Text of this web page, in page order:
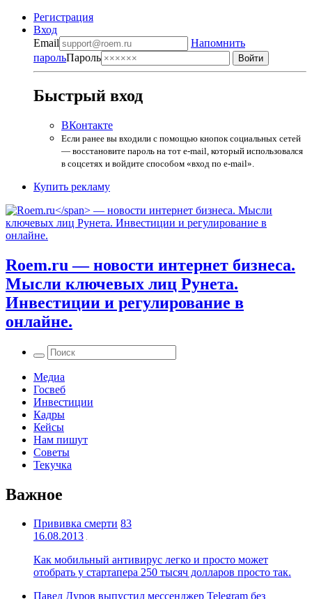
Регистрация
Вход
Email
Напомнить
парольПароль
Быстрый вход
ВКонтакте
Если ранее вы входили с помощью кнопок социальных сетей
— восстановите пароль на тот e-mail, который использовался
в соцсетях и войдите способом «вход по e-mail».
Купить рекламу
Roem.ru — новости интернет бизнеса.
Мысли ключевых лиц Рунета.
Инвестиции и регулирование в
онлайне.
Медиа
Госвеб
Инвестиции
Кадры
Кейсы
Нам пишут
Советы
Текучка
Важное
Прививка смерти 83
16.08.2013
Как мобильный антивирус легко и просто может
отобрать у стартапера 250 тысяч долларов просто так.
Павел Дуров выпустил мессенджер Telegram без